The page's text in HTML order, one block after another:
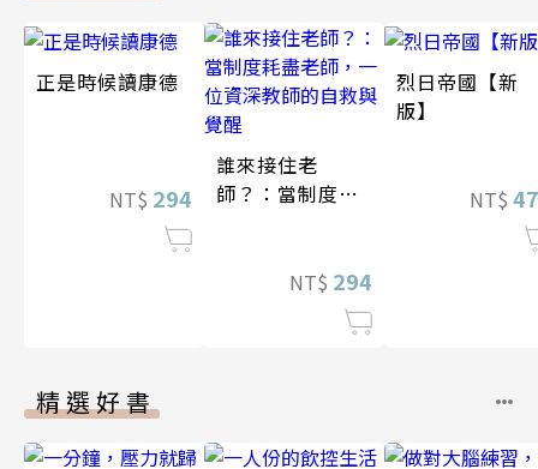
正是時候讀康德
NT$ 294
誰來接住老
師？：當制度耗
NT$ 294
烈日帝國【新
版】
NT$
精選好書